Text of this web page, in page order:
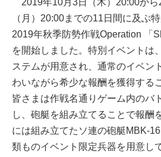
2019年10月3日（木）20:00から
（月）20:00までの11日間に及ぶ
2019年秋季防勢作戦Operation 「
を開始しました。特別イベントは
ステムが用意され、通常のイベン
わいながら希少な報酬を獲得する
皆さまは作戦名通りゲーム内のバ
し、砲艇を組み立てることで報酬
には組み立てたソ連の砲艇MBK-
類ものイベント限定兵器を用意し